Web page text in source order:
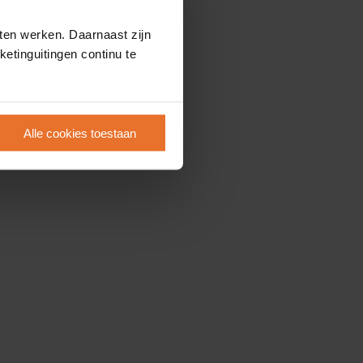
werken. Daarnaast zijn
continu te
Alle cookies toestaan